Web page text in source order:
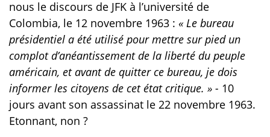
nous le discours de JFK à l’université de
Colombia, le 12 novembre 1963 : « Le bureau
présidentiel a été utilisé pour mettre sur pied un
complot d’anéantissement de la liberté du peuple
américain, et avant de quitter ce bureau, je dois
informer les citoyens de cet état critique. » - 10
jours avant son assassinat le 22 novembre 1963.
Etonnant, non ?